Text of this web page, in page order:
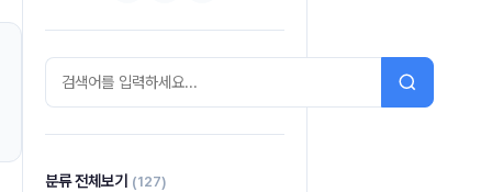
분류 전체보기 (127)